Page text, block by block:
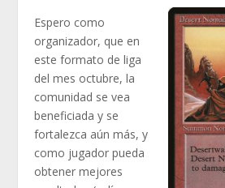
Espero como
organizador, que en
este formato de liga
del mes octubre, la
comunidad se vea
beneficiada y se
fortalezca aún más, y
como jugador pueda
obtener mejores